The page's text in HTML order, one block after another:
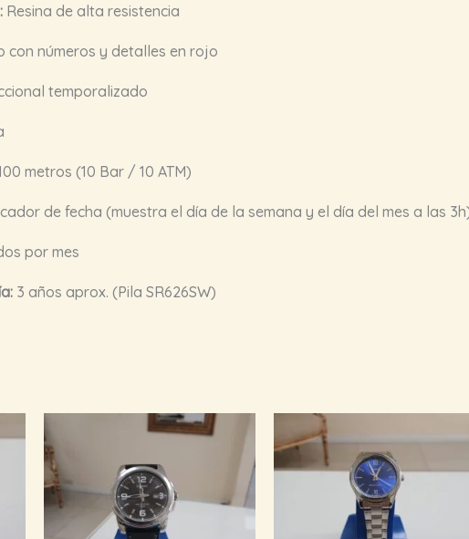
Resina de alta resistencia
con números y detalles en rojo
temporalizado
metros (10 Bar / 10 ATM)
de fecha (muestra el día de la semana y el día del mes a las
por mes
3 años aprox. (Pila SR626SW)